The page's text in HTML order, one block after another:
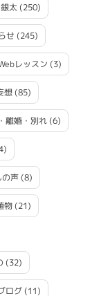
銀太 (250)
せ (245)
レッスン (3)
想(85)
離婚・別れ(6)
の声(8)
物(21)
(32)
ログ(11)